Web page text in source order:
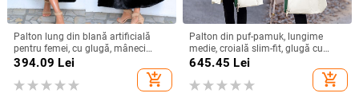
Palton lung din blană artificială
pentru femei, cu glugă, mâneci
lungi, iarnă 2024
394.09 Lei
add_shopping_cart
Palton din puf-pamuk, lungime
medie, croială slim-fit, glugă cu
fermoar, umplutură poliester-
pamuk, exterior din blană de iepure
645.45 Lei
add_shopping_cart